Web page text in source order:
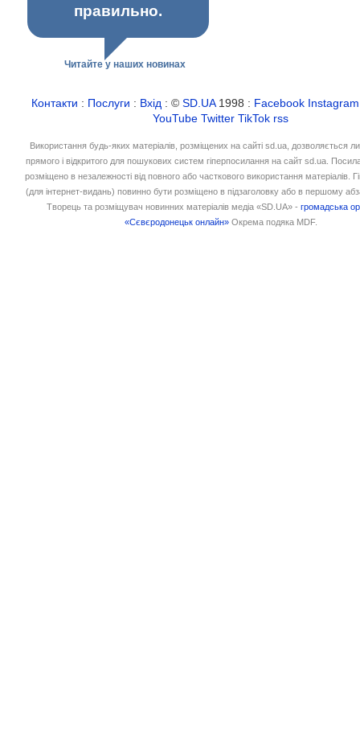
правильно.
Читайте у наших новинах
Контакти : Послуги : Вхід : ©SD.UA1998 : Facebook Instagram
YouTube Twitter TikTok rss
Використання будь-яких матеріалів, розміщених на сайті sd.ua, дозволяється
прямого і відкритого для пошукових систем гіперпосилання на сайт sd.ua.
розміщено в незалежності від повного або часткового використання матеріалів.
(для інтернет-видань) повинно бути розміщено в підзаголовку або в першому
Творець та розміщувач новинних матеріалів медіа «SD.UA» -громадська
«Сєвєродонецьк онлайн» Окрема подяка MDF.